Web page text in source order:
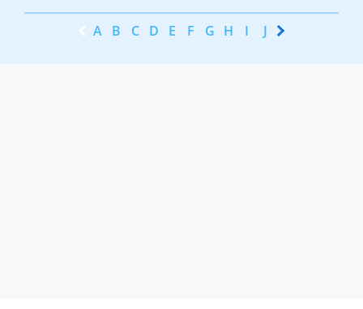
A B C D E F G H I J K